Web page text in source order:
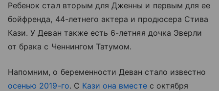
Ребенок стал вторым для Дженны и первым для ее
бойфренда, 44-летнего актера и продюсера Стива
Кази. У Деван также есть 6-летняя дочка Эверли
от брака с Ченнингом Татумом.
Напомним, о беременности Деван стало известно
осенью 2019-го. С Кази она вместес октября